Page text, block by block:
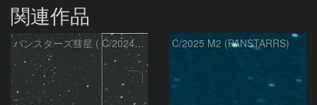
関連作品
パンスターズ彗星 ( C/2024R4 )：2026/07/27 C/2025 M2 (PANSTARRS)